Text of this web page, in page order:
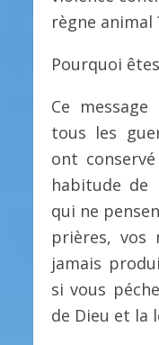
règne animal
Pourquoi
Ce
tous les
ont
habitude de
qui ne
prières, vos
jamais
si vous
de Dieu et la